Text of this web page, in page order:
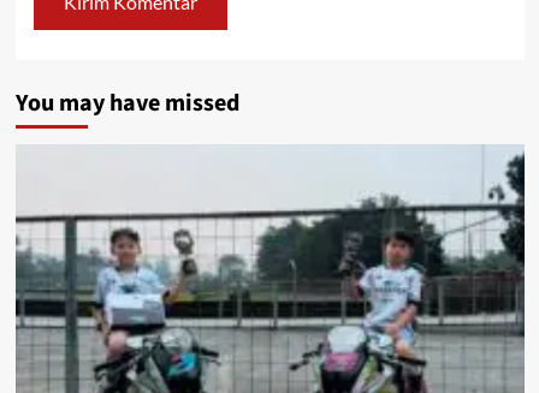
You may have missed